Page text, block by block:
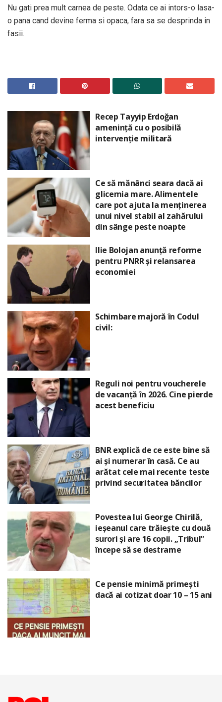
Nu gati prea mult carnea de peste. Odata ce ai intors-o lasa-
o pana cand devine ferma si opaca, fara sa se desprinda in
fasii.
Recep Tayyip Erdoğan
amenință cu o posibilă
intervenție militară
Ce să mănânci seara dacă ai
glicemia mare. Alimentele
care pot ajuta la menținerea
unui nivel stabil al zahărului
din sânge peste noapte
Ilie Bolojan anunță reforme
pentru PNRR și relansarea
economiei
Schimbare majoră în Codul
civil:
Reguli noi pentru voucherele
de vacanță în 2026. Cine pierde
acest beneficiu
BNR explică de ce este bine să
ai și numerar în casă. Ce au
arătat cele mai recente teste
privind securitatea băncilor
Povestea lui George Chirilă,
ieșeanul care trăiește cu două
surori și are 16 copii. „Tribul”
începe să se destrame
Ce pensie minimă primești
dacă ai cotizat doar 10 – 15 ani